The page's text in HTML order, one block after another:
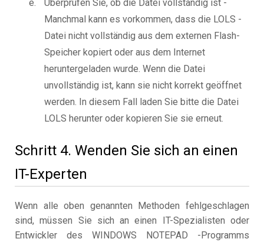
Überprüfen Sie, ob die Datei vollständig ist -
Manchmal kann es vorkommen, dass die LOLS -
Datei nicht vollständig aus dem externen Flash-
Speicher kopiert oder aus dem Internet
heruntergeladen wurde. Wenn die Datei
unvollständig ist, kann sie nicht korrekt geöffnet
werden. In diesem Fall laden Sie bitte die Datei
LOLS herunter oder kopieren Sie sie erneut.
Schritt 4. Wenden Sie sich an einen
IT-Experten
Wenn alle oben genannten Methoden fehlgeschlagen
sind, müssen Sie sich an einen IT-Spezialisten oder
Entwickler des WINDOWS NOTEPAD -Programms